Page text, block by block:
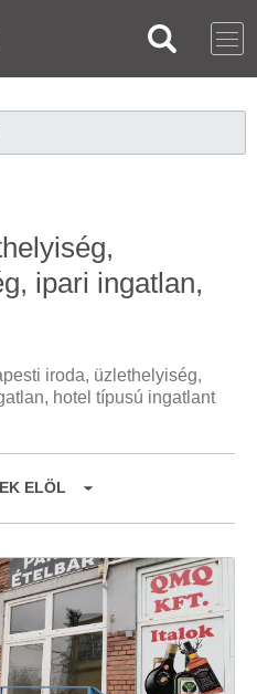
ipari ingatlan,
iroda, üzlethelyiség,
hotel típusú ingatlant
ELÖL